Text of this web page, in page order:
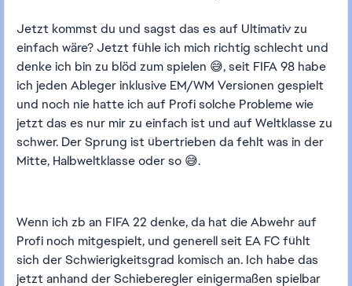
Jetzt kommst du und sagst das es auf Ultimativ zu
einfach wäre? Jetzt fühle ich mich richtig schlecht und
denke ich bin zu blöd zum spielen 😅, seit FIFA 98 habe
ich jeden Ableger inklusive EM/WM Versionen gespielt
und noch nie hatte ich auf Profi solche Probleme wie
jetzt das es nur mir zu einfach ist und auf Weltklasse zu
schwer. Der Sprung ist übertrieben da fehlt was in der
Mitte, Halbweltklasse oder so 😅.
Wenn ich zb an FIFA 22 denke, da hat die Abwehr auf
Profi noch mitgespielt, und generell seit EA FC fühlt
sich der Schwierigkeitsgrad komisch an. Ich habe das
jetzt anhand der Schieberegler einigermaßen spielbar